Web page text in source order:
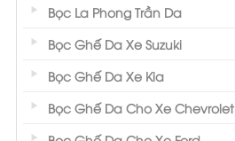
Bọc La Phong Trần Da
Bọc Ghế Da Xe Suzuki
Bọc Ghế Da Xe Kia
Bọc Ghế Da Cho Xe Chevrolet